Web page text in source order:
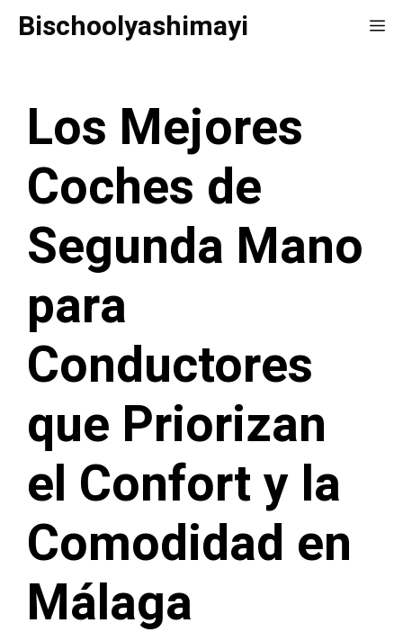
SaltarBischoolyashimayi
Los Mejores
Coches de
Segunda Mano
para
Conductores
que Priorizan
el Confort y la
Comodidad en
Málaga